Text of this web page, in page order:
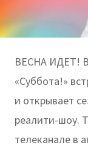
ВЕСНА ИДЕТ!
«Суббота!»
и открывает
реалити-шоу.
телеканале в